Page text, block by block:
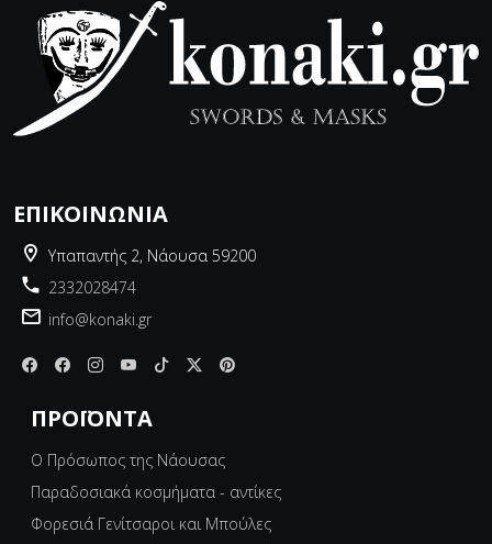
ΕΠΙΚΟΙΝΩΝΊΑ
Υπαπαντής 2, Νάουσα 59200
2332028474
info@konaki.gr
ΠΡΟΪΌΝΤΑ
Ο Πρόσωπος της Νάουσας
Παραδοσιακά κοσμήματα - αντίκες
Φορεσιά Γενίτσαροι και Μπούλες